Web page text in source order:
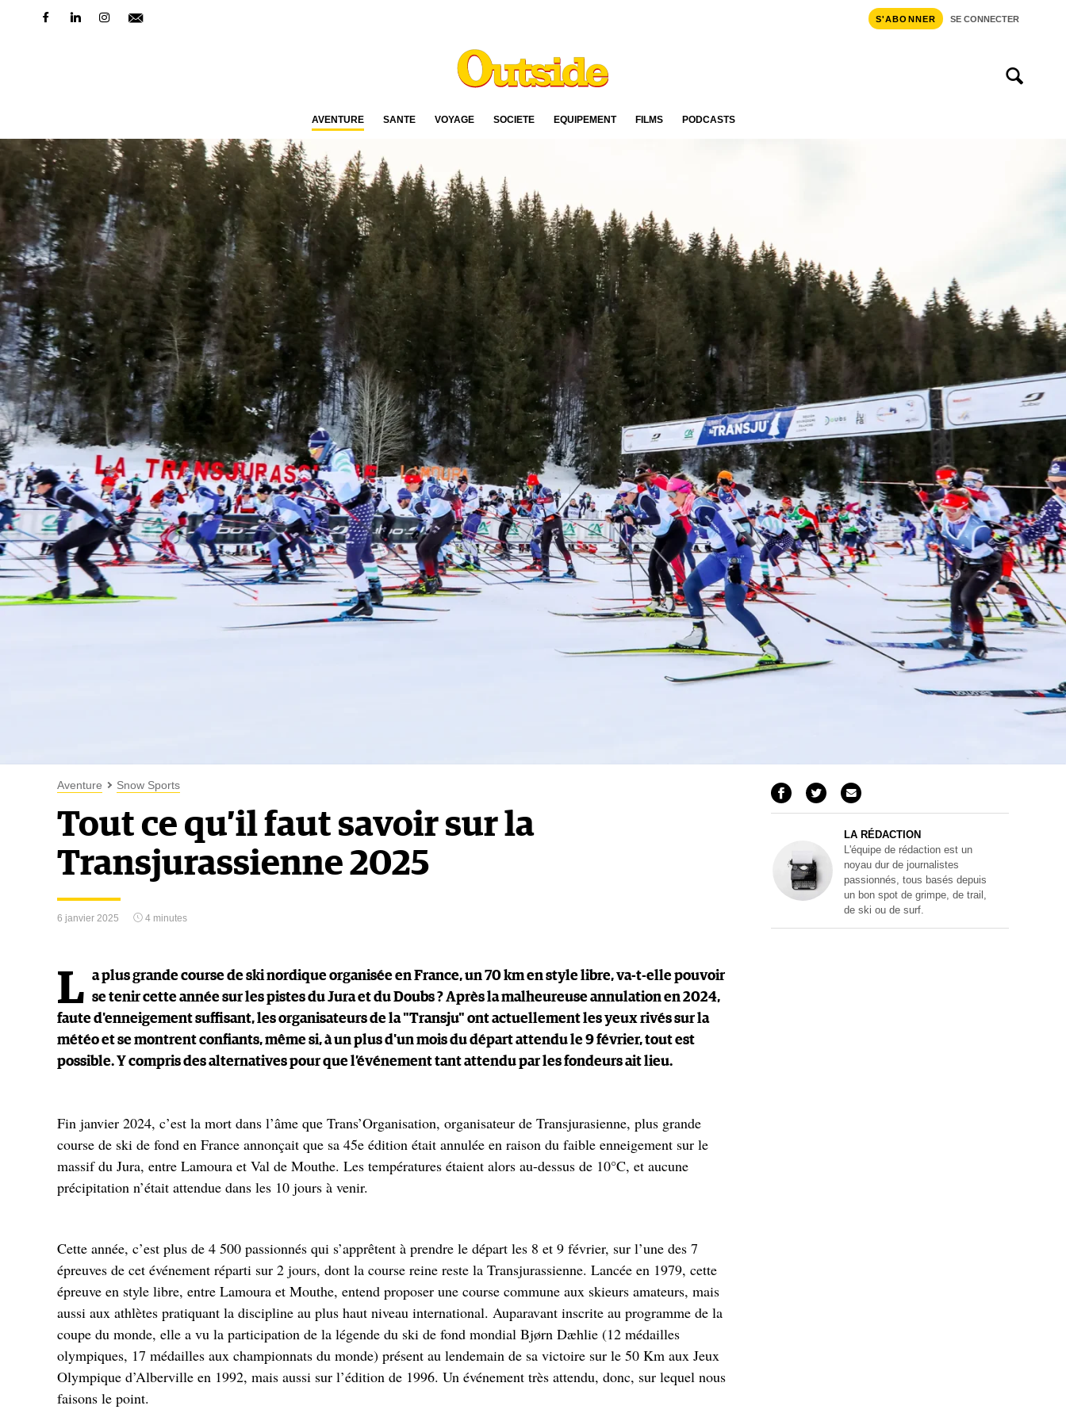
S'ABONNER SE CONNECTER
AVENTURE SANTÉ VOYAGE SOCIÉTÉ ÉQUIPEMENT FILMS PODCASTS
Aventure Snow Sports
Tout ce qu’il faut savoir sur la
Transjurassienne 2025
6 janvier 2025 4 minutes
LA RÉDACTION
L'équipe de rédaction est un
noyau dur de journalistes
passionnés, tous basés depuis
un bon spot de grimpe, de trail,
de ski ou de surf.
L a plus grande course de ski nordique organisée en France, un 70 km en style libre, va-t-elle pouvoir
se tenir cette année sur les pistes du Jura et du Doubs ? Après la malheureuse annulation en 2024,
faute d'enneigement suffisant, les organisateurs de la "Transju" ont actuellement les yeux rivés sur la
météo et se montrent confiants, même si, à un plus d'un mois du départ attendu le 9 février, tout est
possible. Y compris des alternatives pour que l’événement tant attendu par les fondeurs ait lieu.
Fin janvier 2024, c’est la mort dans l’âme que Trans’Organisation, organisateur de Transjurasienne, plus grande
course de ski de fond en France annonçait que sa 45e édition était annulée en raison du faible enneigement sur le
massif du Jura, entre Lamoura et Val de Mouthe. Les températures étaient alors au-dessus de 10°C, et aucune
précipitation n’était attendue dans les 10 jours à venir.
Cette année, c’est plus de 4 500 passionnés qui s’apprêtent à prendre le départ les 8 et 9 février, sur l’une des 7
épreuves de cet événement réparti sur 2 jours, dont la course reine reste la Transjurassienne. Lancée en 1979, cette
épreuve en style libre, entre Lamoura et Mouthe, entend proposer une course commune aux skieurs amateurs, mais
aussi aux athlètes pratiquant la discipline au plus haut niveau international. Auparavant inscrite au programme de la
coupe du monde, elle a vu la participation de la légende du ski de fond mondial Bjørn Dæhlie (12 médailles
olympiques, 17 médailles aux championnats du monde) présent au lendemain de sa victoire sur le 50 Km aux Jeux
Olympique d’Alberville en 1992, mais aussi sur l’édition de 1996. Un événement très attendu, donc, sur lequel nous
faisons le point.